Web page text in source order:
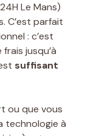
Le Mans)
C’est parfait
: c’est
jusqu’à
suffisant
ou que vous
technologie à